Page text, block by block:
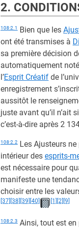
2.
108:2.1 Bien que les
ont été transmises à
sa première décision
automatiquement
l’Esprit Créatif de
enregistrement
aussitôt le
juste avant qu’il n’ait
c’est-à-dire après 2
108:2.2 Les Ajusteurs
intérieur des esprits-
est nécessaire pour
manifeste une
choisir entre les
[37] [38] [39] [40] [1] [2] [9]
108:2.3 Ainsi, tout est